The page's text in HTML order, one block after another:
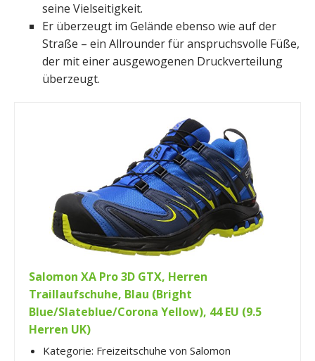
seine Vielseitigkeit.
Er überzeugt im Gelände ebenso wie auf der
Straße – ein Allrounder für anspruchsvolle Füße,
der mit einer ausgewogenen Druckverteilung
überzeugt.
Salomon XA Pro 3D GTX, Herren
Traillaufschuhe, Blau (Bright
Blue/Slateblue/Corona Yellow), 44 EU (9.5
Herren UK)
Kategorie: Freizeitschuhe von Salomon